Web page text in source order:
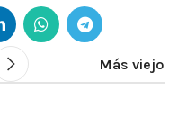
Más viejo